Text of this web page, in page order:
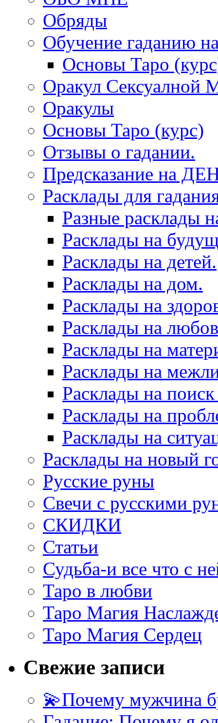
Обряды
Обучение гаданию
Основы Таро
Оракул Сексуалной
Оракулы
Основы Таро (курс)
Отзывы о гадании.
Предсказание на
Расклады для
Разные расклады
Расклады на
Расклады на детей.
Расклады на дом.
Расклады на
Расклады на
Расклады на
Расклады на
Расклады на
Расклады на
Расклады на
Расклады на новый
Русские руны
Свечи с русскими
СКИДКИ
Статьи
Судьба-и все что с
Таро в любви
Таро Магия
Таро Магия Сердец
Свежие записи
💫Почему мужчина